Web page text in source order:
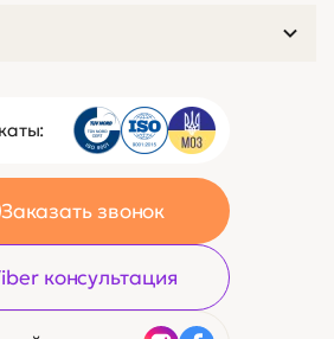
Заказать звонок
консультация